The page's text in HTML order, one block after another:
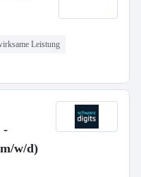
Leistung
-
w/d)